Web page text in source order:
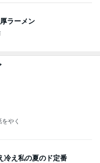
ラーメン
やく
冷え私の夏のド定番